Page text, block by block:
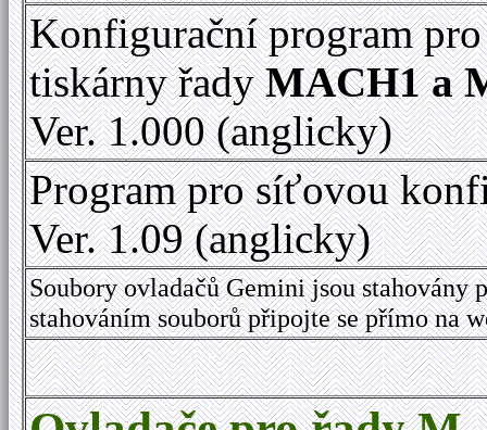
Konfigurační program pro
tiskárny řadyMACH1 a
Ver. 1.000 (anglicky)
Program pro síťovou
Ver. 1.09 (anglicky)
Soubory ovladačů Gemini jsou
stahováním souborů připojte se přímo na